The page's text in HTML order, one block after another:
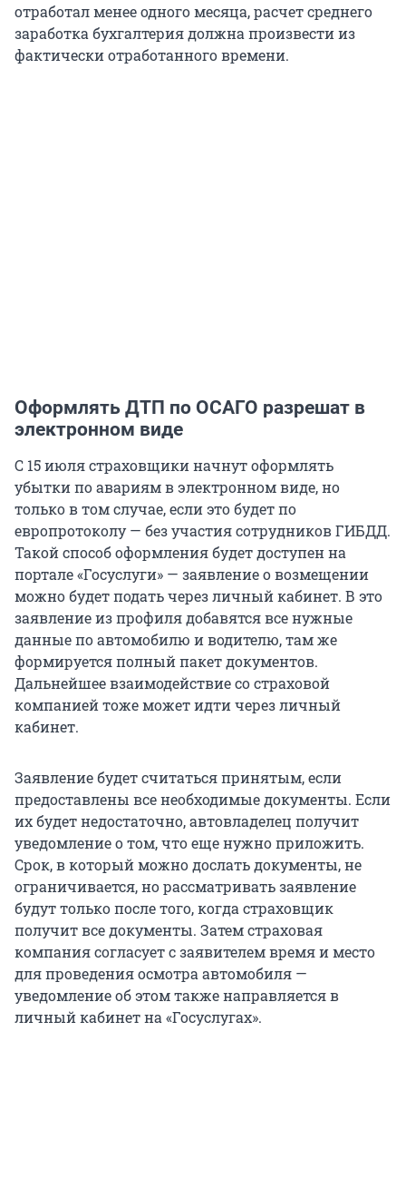
отработал менее одного месяца, расчет среднего
заработка бухгалтерия должна произвести из
фактически отработанного времени.
Оформлять ДТП по ОСАГО разрешат в
электронном виде
С 15 июля страховщики начнут оформлять
убытки по авариям в электронном виде, но
только в том случае, если это будет по
европротоколу — без участия сотрудников ГИБДД.
Такой способ оформления будет доступен на
портале «Госуслуги» — заявление о возмещении
можно будет подать через личный кабинет. В это
заявление из профиля добавятся все нужные
данные по автомобилю и водителю, там же
формируется полный пакет документов.
Дальнейшее взаимодействие со страховой
компанией тоже может идти через личный
кабинет.
Заявление будет считаться принятым, если
предоставлены все необходимые документы. Если
их будет недостаточно, автовладелец получит
уведомление о том, что еще нужно приложить.
Срок, в который можно дослать документы, не
ограничивается, но рассматривать заявление
будут только после того, когда страховщик
получит все документы. Затем страховая
компания согласует с заявителем время и место
для проведения осмотра автомобиля —
уведомление об этом также направляется в
личный кабинет на «Госуслугах».